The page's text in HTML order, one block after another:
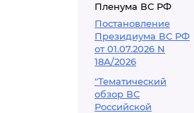
Пленума ВС РФ
Постановление
Президиума ВС РФ
от 01.07.2026 N
18А/2026
"Тематический
обзор ВС
Российской